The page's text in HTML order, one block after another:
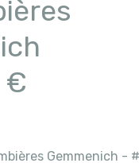
€